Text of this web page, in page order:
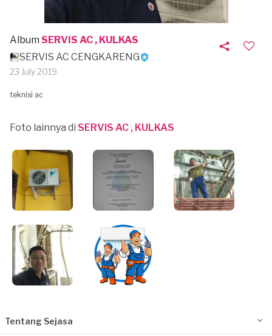
Album SERVIS AC , KULKAS
SERVIS AC CENGKARENG
23 July 2019
teknisi ac
Foto lainnya di SERVIS AC , KULKAS
Tentang Sejasa